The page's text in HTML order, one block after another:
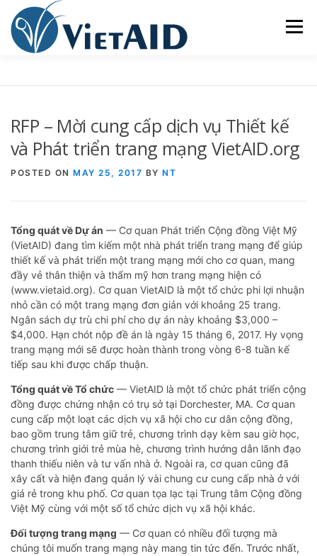
content
Menu
TRUNG TÂM CỘNG ĐỒNG SINH HOẠT
RFP – Mời cung cấp dịch vụ Thiết kế
và Phát triển trang mạng VietAID.org
POSTED ON MAY 25, 2017 BY NT
Tổng quát về Dự án — Cơ quan Phát triển Cộng đồng Việt Mỹ
(VietAID) đang tìm kiếm một nhà phát triển trang mạng để giúp
thiết kế và phát triển một trang mạng mới cho cơ quan, mang
đầy vẻ thân thiện và thẩm mỹ hơn trang mạng hiện có
(www.vietaid.org). Cơ quan VietAID là một tổ chức phi lợi nhuận
nhỏ cần có một trang mạng đơn giản với khoảng 25 trang.
Ngân sách dự trù chi phí cho dự án này khoảng $3,000 –
$4,000. Hạn chót nộp đề án là ngày 15 tháng 6, 2017. Hy vọng
trang mạng mới sẽ được hoàn thành trong vòng 6-8 tuần kế
tiếp sau khi được chấp thuận.
Tổng quát về Tổ chức — VietAID là một tổ chức phát triển cộng
đồng được chứng nhận có trụ sở tại Dorchester, MA. Cơ quan
cung cấp một loạt các dịch vụ xã hội cho cư dân cộng đồng,
bao gồm trung tâm giữ trẻ, chương trình dạy kèm sau giờ học,
chương trình giới trẻ mùa hè, chương trình hướng dẫn lãnh đạo
thanh thiếu niên và tư vấn nhà ở. Ngoài ra, cơ quan cũng đã
xây cất và hiện đang quản lý vài chung cư cung cấp nhà ở với
giá rẻ trong khu phố. Cơ quan tọa lạc tại Trung tâm Cộng đồng
Việt Mỹ cùng với một số tổ chức dịch vụ xã hội khác.
Đối tượng trang mạng — Cơ quan có nhiều đối tượng mà
chúng tôi muốn trang mạng này mang tin tức đến. Trước nhất,